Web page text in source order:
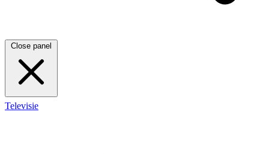
Close panel
Televisie